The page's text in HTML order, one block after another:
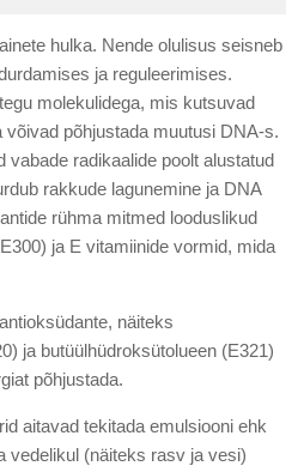
hulka. Nende olulisus seisneb
ja reguleerimises.
molekulidega, mis kutsuvad
põhjustada muutusi DNA-s.
vabade radikaalide poolt alustatud
rakkude lagunemine ja DNA
rühma mitmed looduslikud
ja E vitamiinide vormid, mida
näiteks
ja butüülhüdroksütolueen (E321)
põhjustada.
aitavad tekitada emulsiooni ehk
vedelikul (näiteks rasv ja vesi)